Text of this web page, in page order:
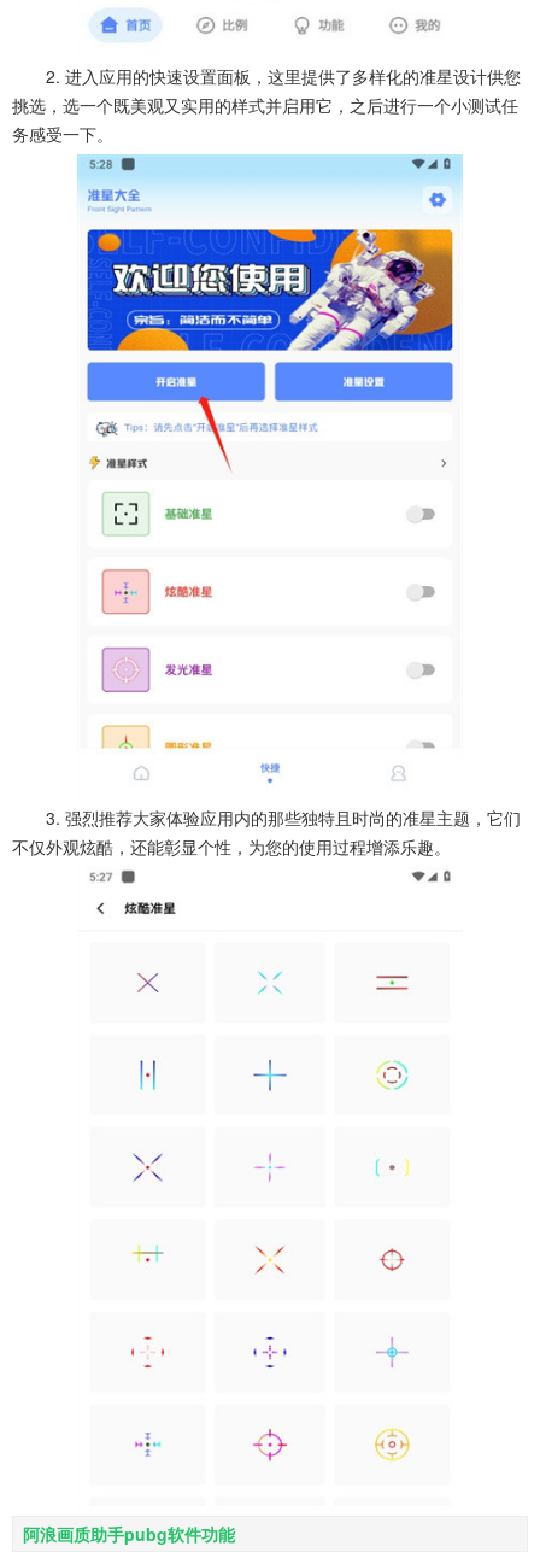
2. 进入应用的快速设置面板，这里提供了多样化的准星设计供您
挑选，选一个既美观又实用的样式并启用它，之后进行一个小测试任
务感受一下。
3. 强烈推荐大家体验应用内的那些独特且时尚的准星主题，它们
不仅外观炫酷，还能彰显个性，为您的使用过程增添乐趣。
阿浪画质助手pubg软件功能